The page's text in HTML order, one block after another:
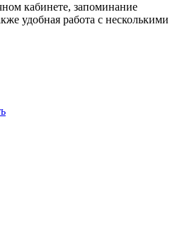
кабинете, запоминание
удобная работа с несколькими